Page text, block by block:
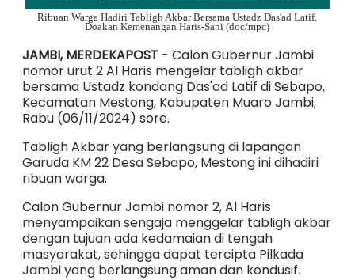
Ribuan Warga Hadiri Tabligh Akbar Bersama Ustadz Das'ad Latif,
Doakan Kemenangan Haris-Sani (doc/mpc)
JAMBI, MERDEKAPOST - Calon Gubernur Jambi
nomor urut 2 Al Haris mengelar tabligh akbar
bersama Ustadz kondang Das'ad Latif di Sebapo,
Kecamatan Mestong, Kabupaten Muaro Jambi,
Rabu (06/11/2024) sore.
Tabligh Akbar yang berlangsung di lapangan
Garuda KM 22 Desa Sebapo, Mestong ini dihadiri
ribuan warga.
Calon Gubernur Jambi nomor 2, Al Haris
menyampaikan sengaja menggelar tabligh akbar
dengan tujuan ada kedamaian di tengah
masyarakat, sehingga dapat tercipta Pilkada
Jambi yang berlangsung aman dan kondusif.